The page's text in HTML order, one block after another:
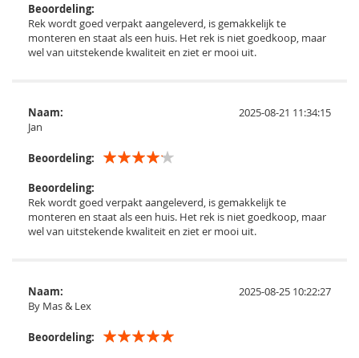
Beoordeling:
Rek wordt goed verpakt aangeleverd, is gemakkelijk te
monteren en staat als een huis. Het rek is niet goedkoop, maar
wel van uitstekende kwaliteit en ziet er mooi uit.
2025-08-21 11:34:15
Naam:
Jan
Beoordeling:
Beoordeling:
Rek wordt goed verpakt aangeleverd, is gemakkelijk te
monteren en staat als een huis. Het rek is niet goedkoop, maar
wel van uitstekende kwaliteit en ziet er mooi uit.
2025-08-25 10:22:27
Naam:
By Mas & Lex
Beoordeling: